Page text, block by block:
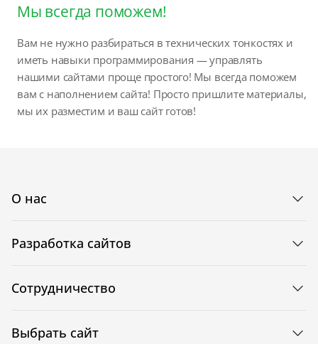
Мы всегда поможем!
Вам не нужно разбираться в технических тонкостях и
иметь навыки программирования — управлять
нашими сайтами проще простого! Мы всегда поможем
вам с наполнением сайта! Просто пришлите материалы,
мы их разместим и ваш сайт готов!
О нас
Разработка сайтов
Сотрудничество
Выбрать сайт